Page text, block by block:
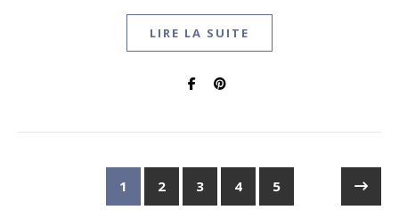
LIRE LA SUITE
1 2 3 4 5